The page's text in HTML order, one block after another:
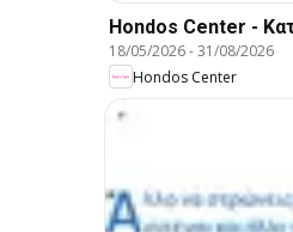
Hondos Center -
18/05/2026-31/08/2026
Hondos Center